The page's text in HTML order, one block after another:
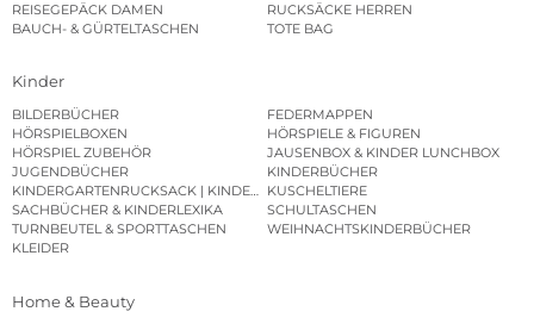
REISEGEPÄCK DAMEN
RUCKSÄCKE HERREN
BAUCH- & GÜRTELTASCHEN
TOTE BAG
Kinder
BILDERBÜCHER
FEDERMAPPEN
HÖRSPIELBOXEN
HÖRSPIELE & FIGUREN
HÖRSPIEL ZUBEHÖR
JAUSENBOX & KINDER LUNCHBOX
JUGENDBÜCHER
KINDERBÜCHER
KINDERGARTENRUCKSACK | KINDERGARTENBEUTEL
KUSCHELTIERE
SACHBÜCHER & KINDERLEXIKA
SCHULTASCHEN
TURNBEUTEL & SPORTTASCHEN
WEIHNACHTSKINDERBÜCHER
KLEIDER
Home & Beauty